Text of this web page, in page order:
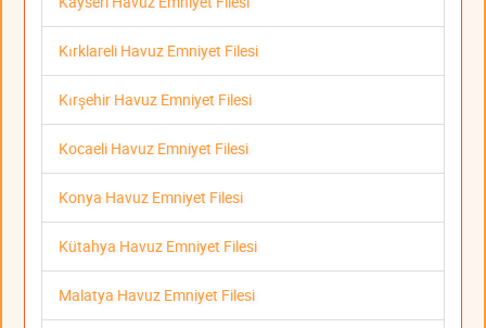
Kırklareli Havuz Emniyet Filesi
Kırşehir Havuz Emniyet Filesi
Kocaeli Havuz Emniyet Filesi
Konya Havuz Emniyet Filesi
Kütahya Havuz Emniyet Filesi
Malatya Havuz Emniyet Filesi